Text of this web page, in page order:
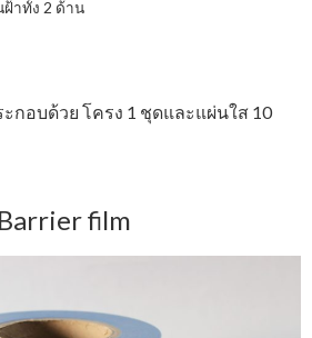
ฝ้าทั้ง 2 ด้าน
กอบด้วย โครง 1 ชุดและแผ่นใส 10
Barrier film